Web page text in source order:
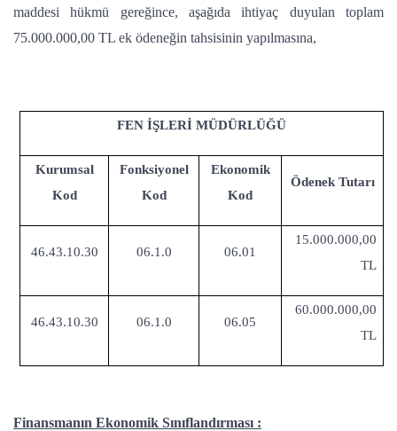
maddesi hükmü gereğince, aşağıda ihtiyaç duyulan toplam
75.000.000,00 TL ek ödeneğin tahsisinin yapılmasına,
FEN İŞLERİ MÜDÜRLÜĞÜ
Kurumsal
Kod
Fonksiyonel
Kod
Ekonomik
Kod
Ödenek Tutarı
46.43.10.30 06.1.0 06.01
15.000.000,00
TL
46.43.10.30 06.1.0 06.05
60.000.000,00
TL
Finansmanın Ekonomik Sınıflandırması :